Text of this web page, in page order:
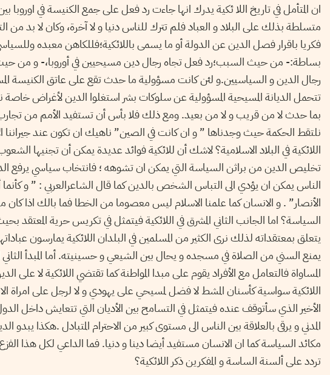
ان المتأمل في تاريخ اللا ئكية يدرك انها جاءت رد فعل على جمع الكنيسة في اوروبا
متسلطة بذلك على البلاد و العباد فلم تترك للناس دنيا و لا آخرة، وكان لا بد
فكريا باقرار فصل الدين عن الدولة أو ما يسمى باللائكية؛فللكاهن معبده
بساطة:- من حيث السبب؛رد فعل تجاه رجال دين مسيحيين في أوروبا،- و من
رجال الدين و السياسيين.و لئن كانت مسؤولية ما حدث تقع على عاتق الكنيسة
تتحمل الديانة المسيحية المسؤولية عن سلوكات بشر استغلوا الدين لأغراض خاصة
بما حدث لا من قريب و لا من بعيد. ومع ذلك فلا بأس أن تستفيد الأمم من تجارب
نلتقط الحكمة حيث وجدناها ” و ان كانت في الصين” ناهيك ان تكون عند جيراننا
اللائكية في البلاد الاسلامية؟ لاشك أن للائكية فوائد عديدة يمكن أن تجنيها
تخليص الدين من براثن السياسة التي يمكن ان تشوهه ؛ فانتخاب سياسي يرفع
الناس يمكن ان يؤدي الى التباس الشخص بالدين كما قال الشاعرالعربي : ” و كأنما
الأنصار” . و الانسان كما علمنا الاسلام ليس معصوما من الخطا فما بالك اذا كان
السياسة؟ اما الجانب الثاني المشرق في اللائكية فيتمثل في تكريس حرية المعتقد
يتعلق بمعتقداته لذلك نرى الكثير من المسلمين في البلدان اللائكية يمارسون
يمنع السني من الصلاة في مسجده و يحال بين الشيعي و حسينيته. أما المبدأ الثاني
المساواة فالتعامل مع الأفراد يقوم على مبدا المواطنة كما تقتضي اللائكية لا على
اللائكية سواسية كأسنان المشط لا فضل لمسيحي على يهودي و لا لرجل على امراة الا
الأخير الذي سأتوقف عنده فيتمثل في التسامح بين الأديان التي تتعايش داخل
المدني و يرقى بالعلاقة بين الناس الى مستوى كبير من الاحترام المتبادل .هكذا يبدو
مكائد السياسة كما ان الانسان مستفيد أيضا دينا و دنيا. فما الداعي لكل هذا
تردد على ألسنة الساسة و المفكرين ذكر اللائكية؟